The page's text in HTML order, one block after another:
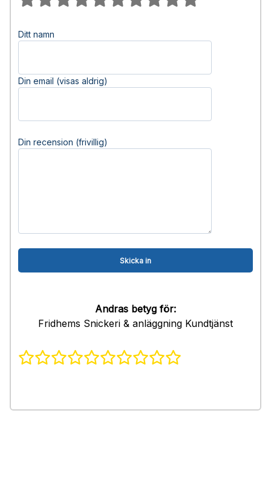
Ditt namn
Din email (visas aldrig)
Din recension (frivillig)
Andras betyg för:
Fridhems Snickeri & anläggning Kundtjänst